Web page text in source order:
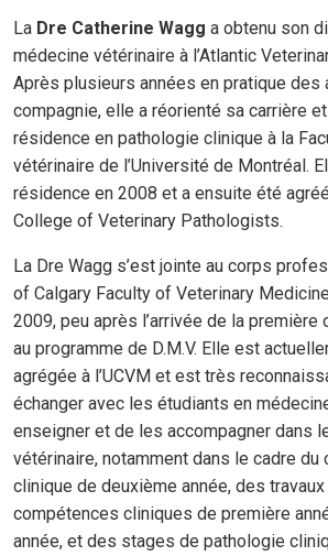
La Dre Catherine Wagg a obtenu son
médecine vétérinaire à l’Atlantic
Après plusieurs années en pratique des
compagnie, elle a réorienté sa carrière
résidence en pathologie clinique à la
vétérinaire de l’Université de Montréal.
résidence en 2008 et a ensuite été
College of Veterinary Pathologists.
La Dre Wagg s’est jointe au corps
of Calgary Faculty of Veterinary
2009, peu après l’arrivée de la première
au programme de D.M.V. Elle est
agrégée à l’UCVM et est très
échanger avec les étudiants en
enseigner et de les accompagner dans
vétérinaire, notamment dans le cadre du
clinique de deuxième année, des
compétences cliniques de première
année, et des stages de pathologie